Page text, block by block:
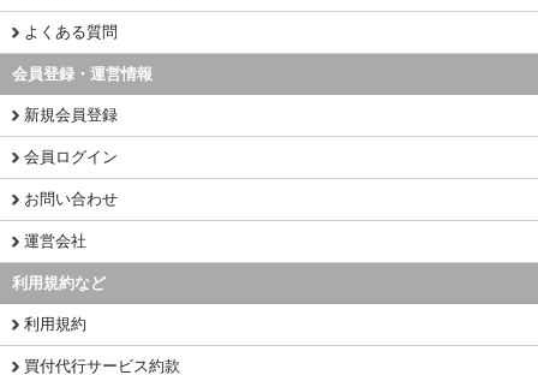
よくある質問
会員登録・運営情報
新規会員登録
会員ログイン
お問い合わせ
運営会社
利用規約など
利用規約
買付代行サービス約款